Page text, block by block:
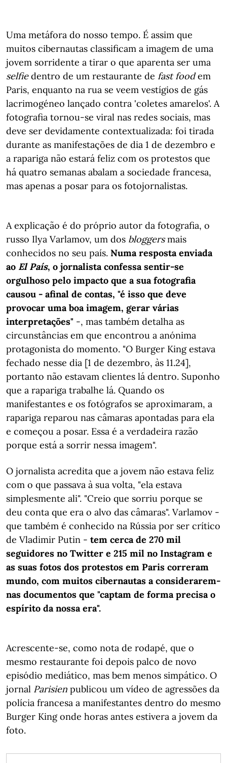
Uma metáfora do nosso tempo. É assim que
muitos cibernautas classificam a imagem de uma
jovem sorridente a tirar o que aparenta ser uma
selfiedentro de um restaurante de fast foodem
Paris, enquanto na rua se veem vestígios de gás
lacrimogéneo lançado contra 'coletes amarelos'. A
fotografia tornou-se viral nas redes sociais, mas
deve ser devidamente contextualizada: foi tirada
durante as manifestações de dia 1 de dezembro e
a rapariga não estará feliz com os protestos que
há quatro semanas abalam a sociedade francesa,
mas apenas a posar para os fotojornalistas.
A explicação é do próprio autor da fotografia, o
russo Ilya Varlamov, um dos bloggersmais
conhecidos no seu país. Numa resposta enviada
ao El País, o jornalista confessa sentir-se
orgulhoso pelo impacto que a sua fotografia
causou - afinal de contas, "é isso que deve
provocar uma boa imagem, gerar várias
interpretações" -, mas também detalha as
circunstâncias em que encontrou a anónima
protagonista do momento. "O Burger King estava
fechado nesse dia [1 de dezembro, às 11.24],
portanto não estavam clientes lá dentro. Suponho
que a rapariga trabalhe lá. Quando os
manifestantes e os fotógrafos se aproximaram, a
rapariga reparou nas câmaras apontadas para ela
e começou a posar. Essa é a verdadeira razão
porque está a sorrir nessa imagem".
O jornalista acredita que a jovem não estava feliz
com o que passava à sua volta, "ela estava
simplesmente ali". "Creio que sorriu porque se
deu conta que era o alvo das câmaras". Varlamov -
que também é conhecido na Rússia por ser crítico
de Vladimir Putin - tem cerca de 270 mil
seguidores no Twitter e 215 mil no Instagram e
as suas fotos dos protestos em Paris correram
mundo, com muitos cibernautas a considerarem-
nas documentos que "captam de forma precisa o
espírito da nossa era".
Acrescente-se, como nota de rodapé, que o
mesmo restaurante foi depois palco de novo
episódio mediático, mas bem menos simpático. O
jornal Parisien publicou um vídeo de agressões da
polícia francesa a manifestantes dentro do mesmo
Burger King onde horas antes estivera a jovem da
foto.